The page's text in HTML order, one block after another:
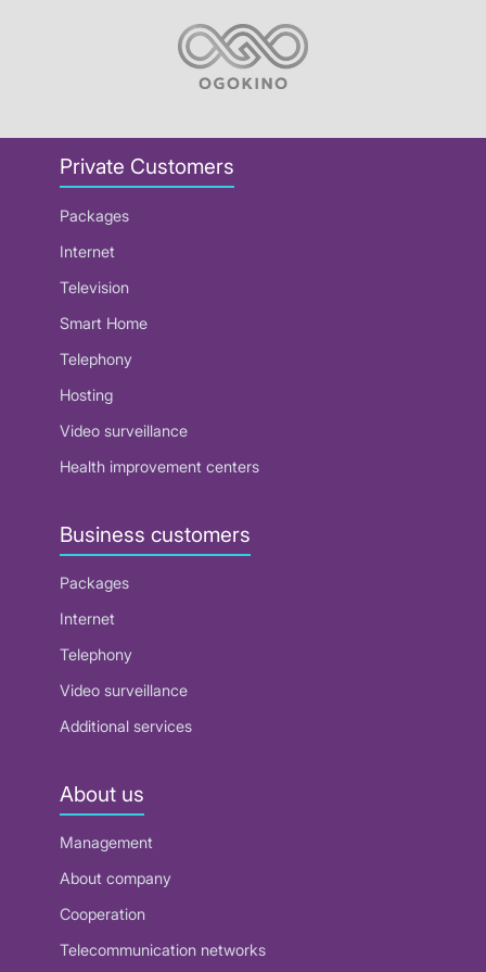
Private Customers
Packages
Internet
Television
Smart Home
Telephony
Hosting
Video surveillance
Health improvement centers
Business customers
Packages
Internet
Telephony
Video surveillance
Additional services
About us
Management
About company
Cooperation
Telecommunication networks